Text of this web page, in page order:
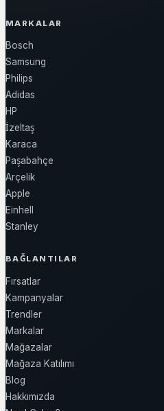
MARKALAR
Bosch
Samsung
Philips
Adidas
HP
İzeltaş
Karaca
Paşabahçe
Arçelik
Apple
Einhell
Stanley
BAĞLANTILAR
Fırsatlar
Kampanyalar
Trendler
Markalar
Mağazalar
Mağaza Katılımı
Blog
Hakkımızda